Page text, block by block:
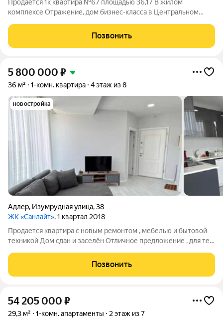
Продаётся 1к квартира №67 площадью 36,17 В жилом
комплексе Отражение, дом бизнес-класса в Центральном
инвестиционная привлекательность.
Позвонить
5 800 000 ₽
36 м² 1-комн. квартира 4 этаж из 8
новостройка
Адлер, Изумрудная улица,38
ЖК «Санлайт», 1 квартал 2018
Продается квартира с новым ремонтом , мебелью и бытовой
техникой Дом сдан и заселён Отличное предложение , для тех
значение Инфраструктура района подразумевает комфортное
проживание и пешую
Позвонить
54 205 000 ₽
29,3 м² 1-комн. апартаменты 2 этаж из 7